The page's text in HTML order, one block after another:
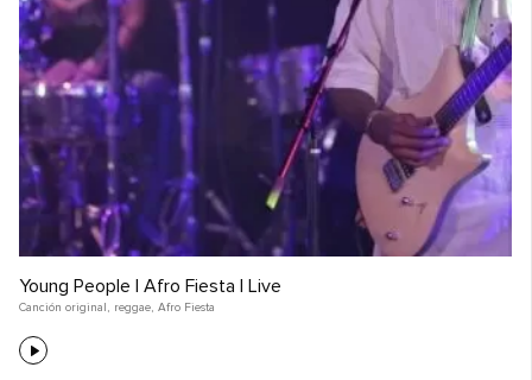
Young People | Afro Fiesta | Live
Canción original , reggae, Afro Fiesta